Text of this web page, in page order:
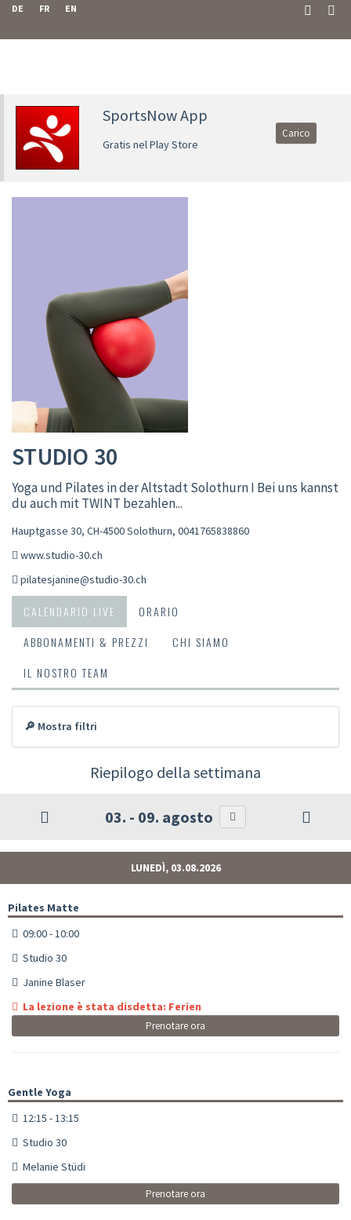
DE FR EN
SportsNow App
Gratis nel Play Store
Carico
STUDIO 30
Yoga und Pilates in der Altstadt Solothurn I Bei uns kannst
du auch mit TWINT bezahlen...
Hauptgasse 30, CH-4500 Solothurn, 0041765838860
www.studio-30.ch
pilatesjanine@studio-30.ch
CALENDARIO LIVE
ORARIO
ABBONAMENTI & PREZZI
CHI SIAMO
IL NOSTRO TEAM
🔎 Mostra filtri
Riepilogo della settimana
03. - 09. agosto
LUNEDÌ, 03.08.2026
Pilates Matte
09:00 - 10:00
Studio 30
Janine Blaser
La lezione è stata disdetta: Ferien
Prenotare ora
Gentle Yoga
12:15 - 13:15
Studio 30
Melanie Stüdi
Prenotare ora